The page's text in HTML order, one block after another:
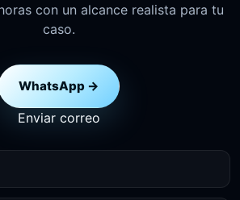
con un alcance realista para tu
caso.
WhatsApp →
Enviar correo